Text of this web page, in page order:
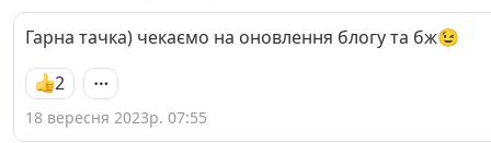
Гарна тачка) чекаємо на оновлення блогу та бж😉
2
18 вересня 2023р. 07:55